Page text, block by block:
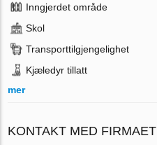
Inngjerdet område
Skol
Transporttilgjengelighet
Kjæledyr tillatt
mer
KONTAKT MED FIRMAET